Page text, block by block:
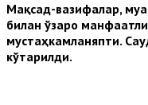
Мақсад-вазифалар,
билан ўзаро
мустаҳкамланяпти.
кўтарилди.